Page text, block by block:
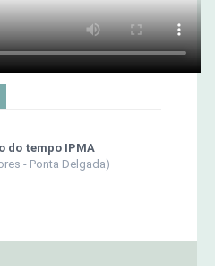
do tempo IPMA
- Ponta Delgada)